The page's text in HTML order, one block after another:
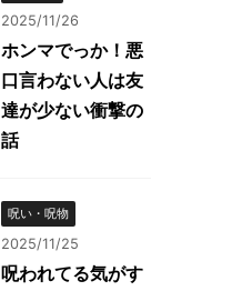
2025/11/26
ホンマでっか！悪
口言わない人は友
達が少ない衝撃の
話
呪い・呪物
2025/11/25
呪われてる気がす